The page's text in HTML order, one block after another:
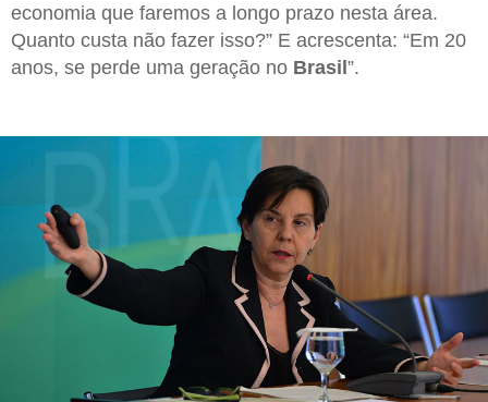
economia que faremos a longo prazo nesta área.
Quanto custa não fazer isso?” E acrescenta: “Em 20
anos, se perde uma geração no Brasil”.